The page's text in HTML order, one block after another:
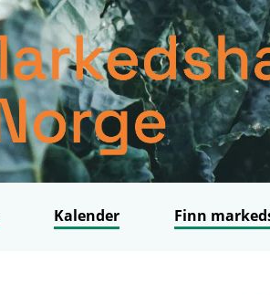
Kalender Finn